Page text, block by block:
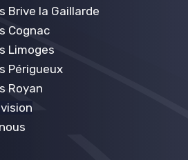
Brive la Gaillarde
Cognac
Limoges
Périgueux
Royan